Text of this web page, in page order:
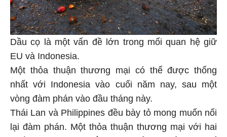
Dầu cọ là một vấn đề lớn trong mối quan hệ giữ
EU và Indonesia.
Một thỏa thuận thương mại có thể được thống
nhất với Indonesia vào cuối năm nay, sau một
vòng đàm phán vào đầu tháng này.
Thái Lan và Philippines đều bày tỏ mong muốn nối
lại đàm phán. Một thỏa thuận thương mại với hai